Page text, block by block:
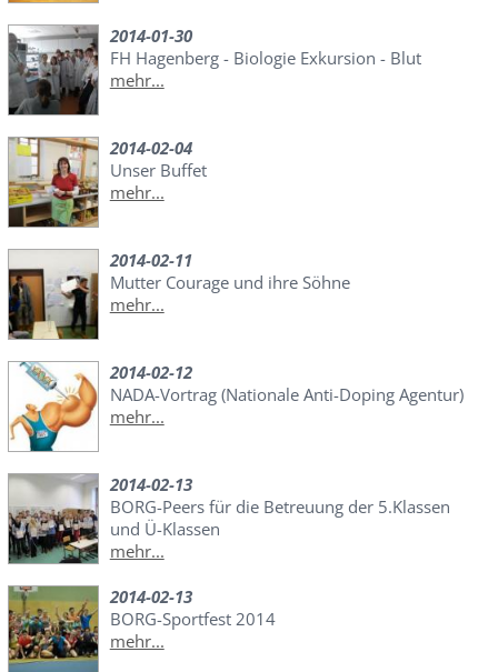
2014-01-30
FH Hagenberg - Biologie Exkursion - Blut
mehr...
2014-02-04
Unser Buffet
mehr...
2014-02-11
Mutter Courage und ihre Söhne
mehr...
2014-02-12
NADA-Vortrag (Nationale Anti-Doping Agentur)
mehr...
2014-02-13
BORG-Peers für die Betreuung der 5.Klassen
und Ü-Klassen
mehr...
2014-02-13
BORG-Sportfest 2014
mehr...